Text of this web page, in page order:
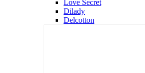
Love Secret
Dilady
Delcotton